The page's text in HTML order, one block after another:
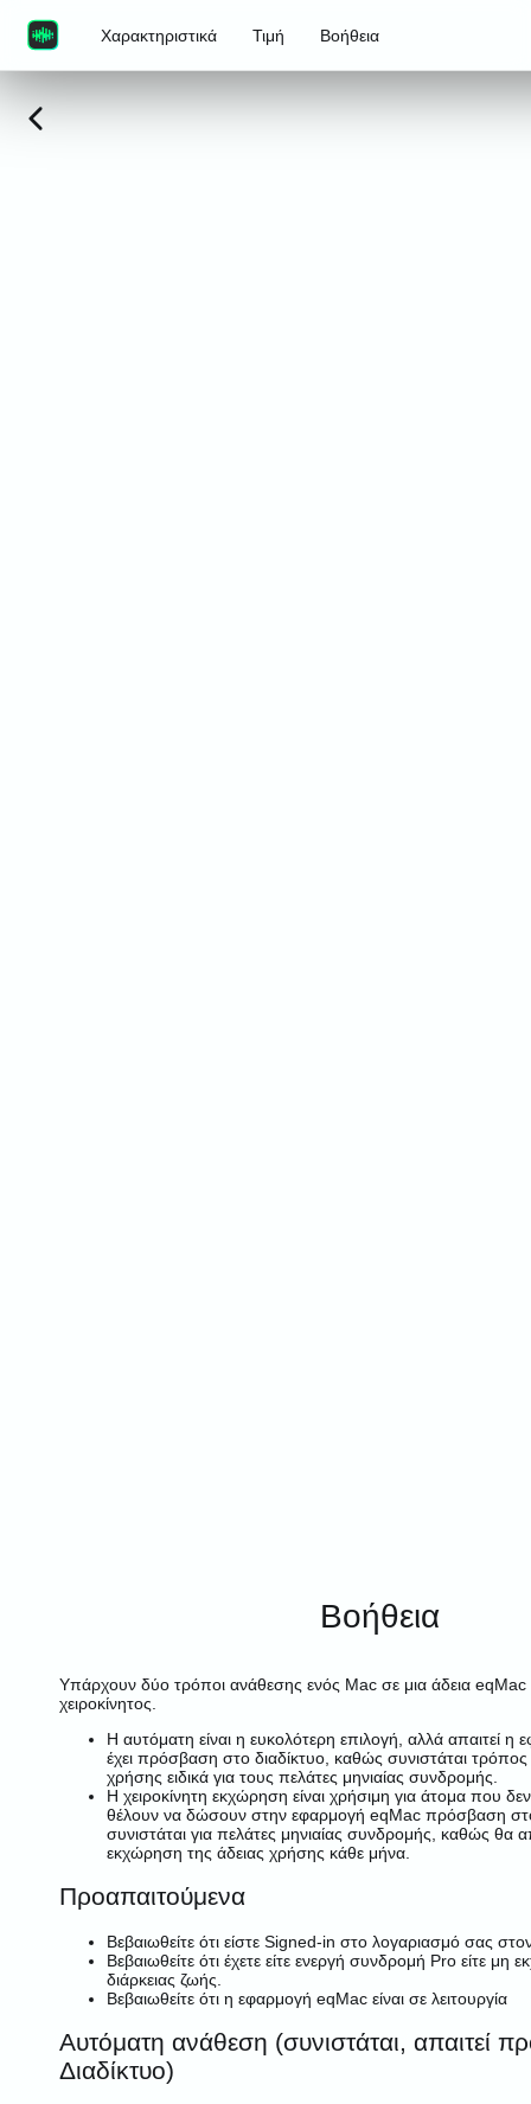
Χαρακτηριστικά Τιμή Βοήθεια
Βοήθεια
Υπάρχουν δύο τρόποι ανάθεσης ενός Mac σε μια άδεια eqMac
χειροκίνητος.
Η αυτόματη είναι η ευκολότερη επιλογή, αλλά απαιτεί
έχει πρόσβαση στο διαδίκτυο, καθώς συνιστάται
χρήσης ειδικά για τους πελάτες μηνιαίας συνδρομής.
Η χειροκίνητη εκχώρηση είναι χρήσιμη για άτομα που
θέλουν να δώσουν στην εφαρμογή eqMac πρόσβαση στο
συνιστάται για πελάτες μηνιαίας συνδρομής, καθώς θα
εκχώρηση της άδειας χρήσης κάθε μήνα.
Προαπαιτούμενα
Βεβαιωθείτε ότι είστε Signed-in στο λογαριασμό σας
Βεβαιωθείτε ότι έχετε είτε ενεργή συνδρομή Pro είτε μη
διάρκειας ζωής.
Βεβαιωθείτε ότι η εφαρμογή eqMac είναι σε λειτουργία
Αυτόματη ανάθεση (συνιστάται, απαιτεί
Διαδίκτυο)